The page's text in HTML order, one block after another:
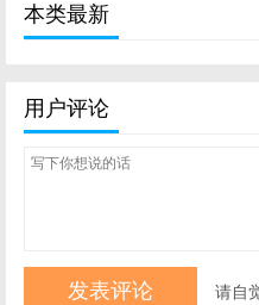
本类最新
用户评论
请自